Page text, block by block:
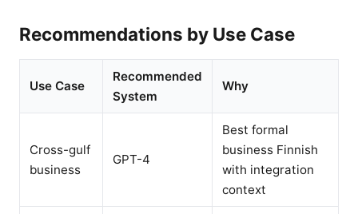
Recommendations by Use Case
Use Case
Recommended
System
Why
Cross-gulf
business
GPT-4
Best formal
business Finnish
with integration
context